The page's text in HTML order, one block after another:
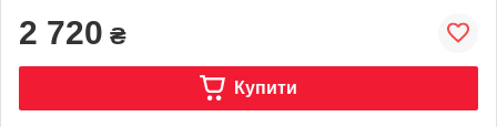
2 720 ₴
Купити